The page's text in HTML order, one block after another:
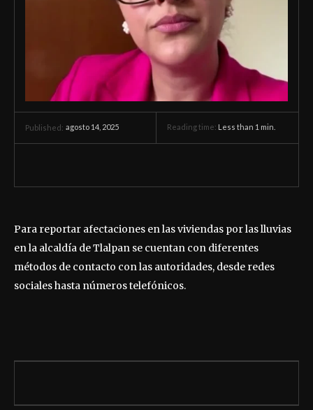
Published: agosto 14, 2025 Reading time: Less than 1 min.
Para reportar afectaciones en las viviendas por las lluvias
en la alcaldía de Tlalpan se cuentan con diferentes
métodos de contacto con las autoridades, desde redes
sociales hasta números telefónicos.